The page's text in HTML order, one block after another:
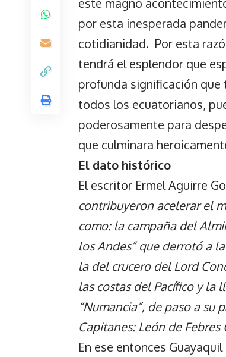
por esta inesperada
cotidianidad. Por esta
tendrá el esplendor que
profunda significación
todos los ecuatorianos,
poderosamente para
que culminara
El dato histórico
El escritor Ermel Aguirre
contribuyeron acelerar el
como: la campaña del
los Andes” que derrotó a
la del crucero del Lord
las costas del Pacífico y
“Numancia”, de paso a
Capitanes: León de
En ese entonces